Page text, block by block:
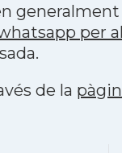
generalment
per
de la